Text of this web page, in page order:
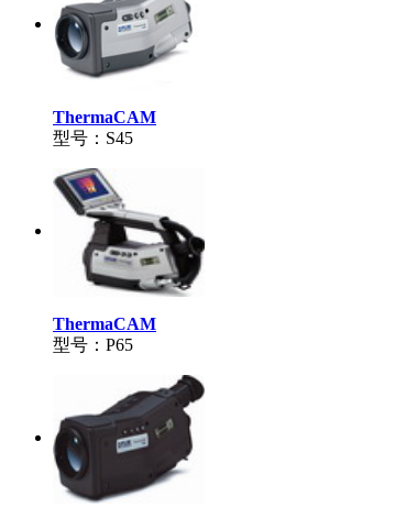
ThermaCAM
型号：S45
ThermaCAM
型号：P65